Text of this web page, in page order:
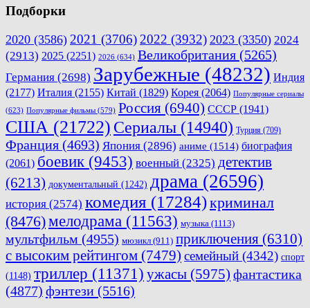
Подборки
2020 (3586) 2021 (3706) 2022 (3932) 2023 (3350) 2024
(2913) 2025 (2251) 2026 (634) Великобритания (5265)
Германия (2698) Зарубежные (48232) Индия
(2177) Италия (2155) Китай (1829) Корея (2064) Популярные сериалы
(623) Популярные фильмы (579) Россия (6940) СССР (1941)
США (21722) Сериалы (14940) Турция (709)
Франция (4693) Япония (2896) аниме (1514) биография
(2061) боевик (9453) военный (2325) детектив
(6213) документальный (1242) драма (26596)
история (2574) комедия (17284)криминал
(8476)мелодрама (11563) музыка (1113)
мультфильм (4955) мюзикл (911) приключения (6310)
с высоким рейтингом (7479) семейный (4342) спорт
(1148) триллер (11371) ужасы (5975) фантастика
(4877) фэнтези (5516)